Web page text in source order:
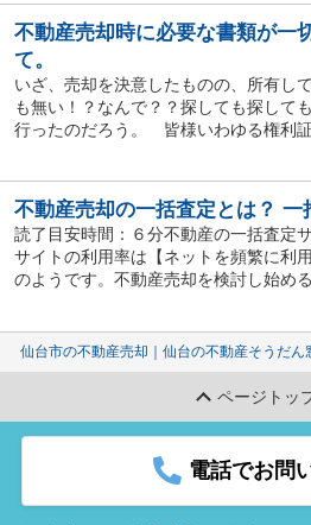
不動産売却時に必要な書類が一
て。
いざ、売却を決意したものの、所有し
も無い！？なんで？？探しても探し
行ったのだろう。 皆様いわゆる権利証
不動産売却の一括査定とは？ 一
読了目安時間：６分不動産の一括査定
サイトの利用率は【ネットを頻繁に利
のようです。不動産売却を検討し始め
仙台市の不動産売却｜仙台の不動産そうだん
ページトッ
電話でお問